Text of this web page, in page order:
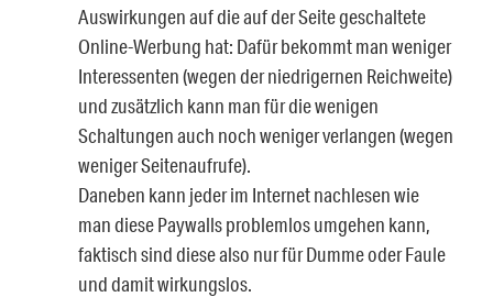
Auswirkungen auf die auf der Seite geschaltete
Online-Werbung hat: Dafür bekommt man weniger
Interessenten (wegen der niedrigernen Reichweite)
und zusätzlich kann man für die wenigen
Schaltungen auch noch weniger verlangen (wegen
weniger Seitenaufrufe).
Daneben kann jeder im Internet nachlesen wie
man diese Paywalls problemlos umgehen kann,
faktisch sind diese also nur für Dumme oder Faule
und damit wirkungslos.